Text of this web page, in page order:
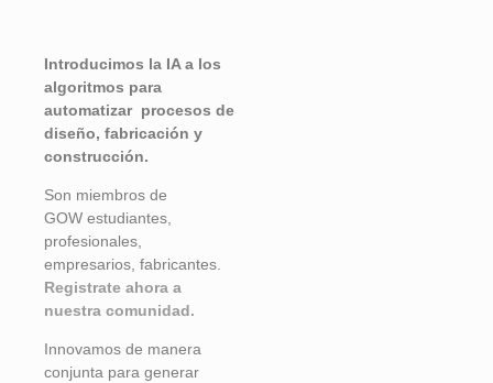
Introducimos la IA a los
algoritmos para
automatizar procesos de
diseño, fabricación y
construcción.
Son miembros de
GOW estudiantes,
profesionales,
empresarios, fabricantes.
Registrate ahora a
nuestra comunidad.
Innovamos de manera
conjunta para generar